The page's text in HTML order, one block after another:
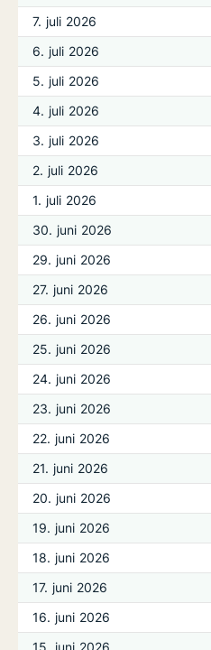
7. juli 2026
6. juli 2026
5. juli 2026
4. juli 2026
3. juli 2026
2. juli 2026
1. juli 2026
30. juni 2026
29. juni 2026
27. juni 2026
26. juni 2026
25. juni 2026
24. juni 2026
23. juni 2026
22. juni 2026
21. juni 2026
20. juni 2026
19. juni 2026
18. juni 2026
17. juni 2026
16. juni 2026
15. juni 2026